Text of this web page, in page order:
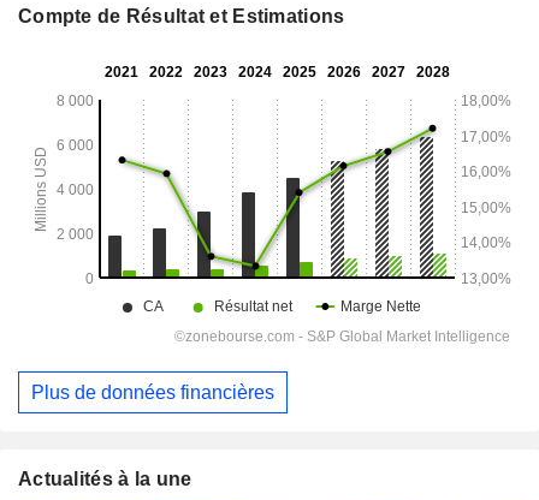
Compte de Résultat et Estimations
Plus de données financières
Actualités à la une